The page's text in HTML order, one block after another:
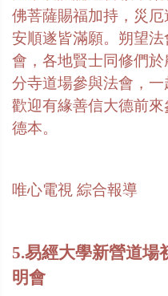
佛菩薩賜福加持，災
安順遂皆滿願。朔望
會，各地賢士同修們
分寺道場參與法會，
歡迎有緣善信大德前
德本。
唯心電視 綜合報導
5.易經大學新營道場
明會